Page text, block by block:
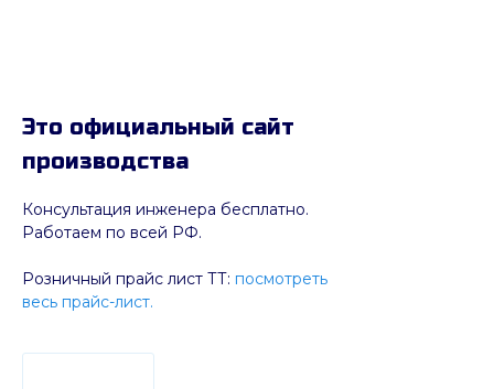
Консультация инженера бесплатно.
Работаем по всей РФ.
Розничный прайс лист ТТ: посмотреть
весь прайс-лист.
Это официальный сайт
производства